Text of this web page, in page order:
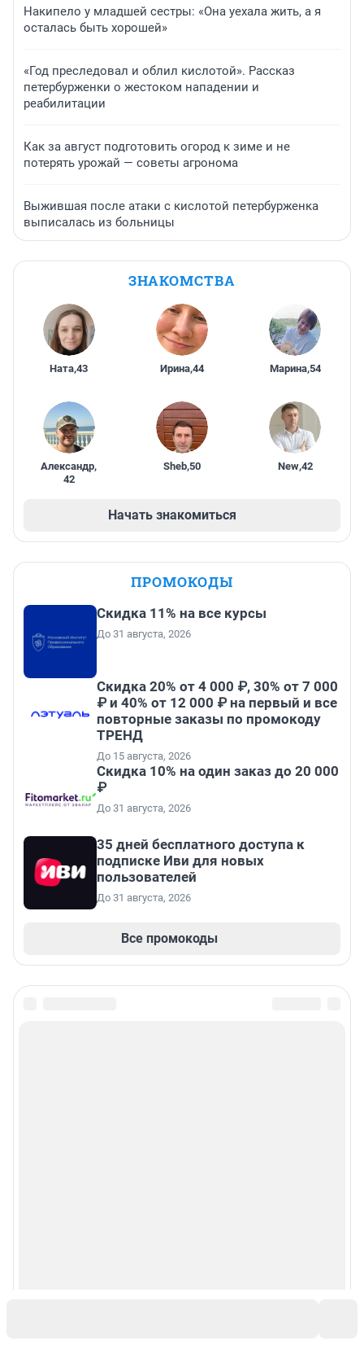
Накипело у младшей сестры: «Она уехала жить, а я
осталась быть хорошей»
«Год преследовал и облил кислотой». Рассказ
петербурженки о жестоком нападении и
реабилитации
Как за август подготовить огород к зиме и не
потерять урожай — советы агронома
Выжившая после атаки с кислотой петербурженка
выписалась из больницы
ЗНАКОМСТВА
Ната,43 Ирина,44 Марина,54
Александр,
42
Sheb,50 New,42
Начать знакомиться
ПРОМОКОДЫ
Скидка 11% на все курсы
До 31 августа, 2026
Скидка 20% от 4 000 ₽, 30% от 7 000
₽ и 40% от 12 000 ₽ на первый и все
повторные заказы по промокоду
ТРЕНД
До 15 августа, 2026
Скидка 10% на один заказ до 20 000
₽
До 31 августа, 2026
35 дней бесплатного доступа к
подписке Иви для новых
пользователей
До 31 августа, 2026
Все промокоды